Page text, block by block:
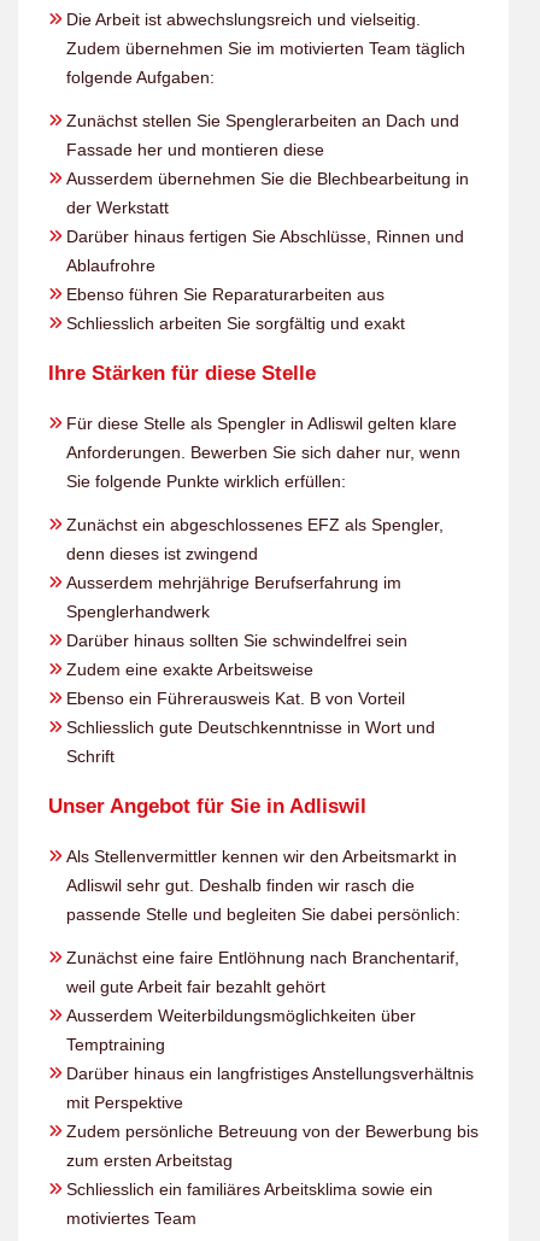
Die Arbeit ist abwechslungsreich und vielseitig.
Zudem übernehmen Sie im motivierten Team täglich
folgende Aufgaben:
Zunächst stellen Sie Spenglerarbeiten an Dach und
Fassade her und montieren diese
Ausserdem übernehmen Sie die Blechbearbeitung in
der Werkstatt
Darüber hinaus fertigen Sie Abschlüsse, Rinnen und
Ablaufrohre
Ebenso führen Sie Reparaturarbeiten aus
Schliesslich arbeiten Sie sorgfältig und exakt
Ihre Stärken für diese Stelle
Für diese Stelle als Spengler in Adliswil gelten klare
Anforderungen. Bewerben Sie sich daher nur, wenn
Sie folgende Punkte wirklich erfüllen:
Zunächst ein abgeschlossenes EFZ als Spengler,
denn dieses ist zwingend
Ausserdem mehrjährige Berufserfahrung im
Spenglerhandwerk
Darüber hinaus sollten Sie schwindelfrei sein
Zudem eine exakte Arbeitsweise
Ebenso ein Führerausweis Kat. B von Vorteil
Schliesslich gute Deutschkenntnisse in Wort und
Schrift
Unser Angebot für Sie in Adliswil
Als Stellenvermittler kennen wir den Arbeitsmarkt in
Adliswil sehr gut. Deshalb finden wir rasch die
passende Stelle und begleiten Sie dabei persönlich:
Zunächst eine faire Entlöhnung nach Branchentarif,
weil gute Arbeit fair bezahlt gehört
Ausserdem Weiterbildungsmöglichkeiten über
Temptraining
Darüber hinaus ein langfristiges Anstellungsverhältnis
mit Perspektive
Zudem persönliche Betreuung von der Bewerbung bis
zum ersten Arbeitstag
Schliesslich ein familiäres Arbeitsklima sowie ein
motiviertes Team